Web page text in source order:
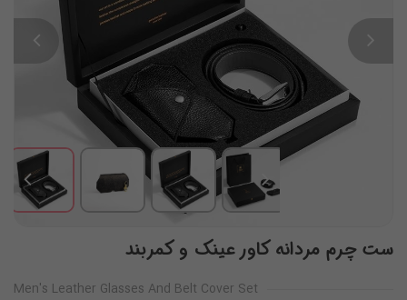
ست چرم مردانه کاور عینک و کمربند
Men's Leather Glasses And Belt Cover Set